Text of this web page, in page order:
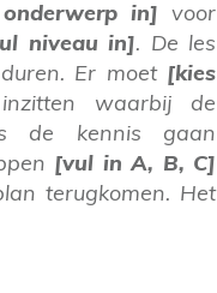
in] voor
niveau in]. De les
duren. Er moet [kies
waarbij de
de kennis gaan
[vul in A, B, C]
terugkomen. Het